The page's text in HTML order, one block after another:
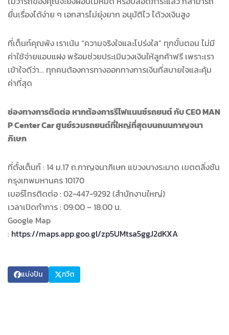
ยื่นเรื่องได้ง่าย ๆ เอกสารไม่ยุ่งยาก อนุมัติไว ได้วงเงินสูง
ที่เต็นท์คุณพ้ง เราเน้น “ความจริงใจและโปร่งใส” ทุกขั้นตอน ไม่มี
ค่าใช้จ่ายแอบแฝง พร้อมช่วยประเมินวงเงินให้ลูกค้าฟรี เพราะเรา
เข้าใจดีว่า… ทุกคนต้องการทางออกทางการเงินที่สบายใจและคุ้ม
ค่าที่สุด
ช่องทางการติดต่อ หากต้องการรีไฟแนนซ์รถยนต์ กับ CEO MAN
P Center Car ศูนย์รวมรถยนต์ที่ใหญ่ที่สุดบนถนนกาญจนา
ภิเษก
ที่ตั้งเต็นท์ : 14 ม.17 ถ.กาญจนาภิเษก แขวงบางระมาด เขตตลิ่งชัน
กรุงเทพมหานคร 10170
เบอร์โทรติดต่อ : 02-447-9292 (สำนักงานใหญ่)
เวลาเปิดทำการ : 09:00 – 18:00 น.
Google Map
: https://maps.app.goo.gl/zp5UMtsa5ggJ2dKXA
แบ่งปัน ทวีต